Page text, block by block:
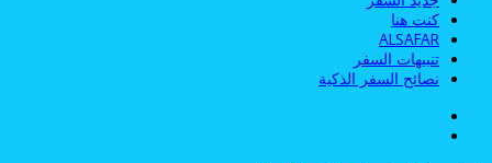
كنت هنا
ALSAFAR
تنبيهات السفر
نصائح السفر الذكية